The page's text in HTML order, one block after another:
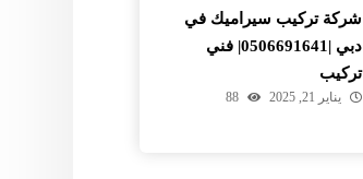
شركة تركيب سيراميك في
دبي |0506691641| فني
تركيب
يناير 21, 2025 88